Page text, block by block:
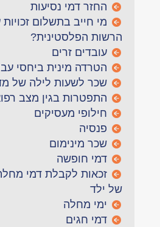
החזר דמי נסיעות
מי חייב בתשלום
הרשות הפלסטינית?
עובדים זרים
הטרדה מינית ביחסי
שכר לשעות לילה של
התפטרות בגין מצב
חילופי מעסיקים
פנסיה
שכר מינימום
דמי חופשה
זכאות לקבלת דמי
של ילד
ימי מחלה
דמי חגים